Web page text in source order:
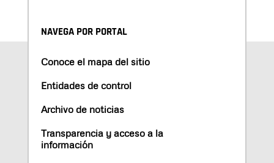
NAVEGA POR PORTAL
Conoce el mapa del sitio
Entidades de control
Archivo de noticias
Transparencia y acceso a la
información